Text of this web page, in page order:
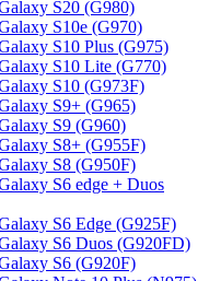
S20 (G980)
S10e (G970)
S10 Plus (G975)
S10 Lite (G770)
S10 (G973F)
S9+ (G965)
S9 (G960)
S8+ (G955F)
S8 (G950F)
S6 edge + Duos
S6 Edge (G925F)
S6 Duos (G920FD)
S6 (G920F)